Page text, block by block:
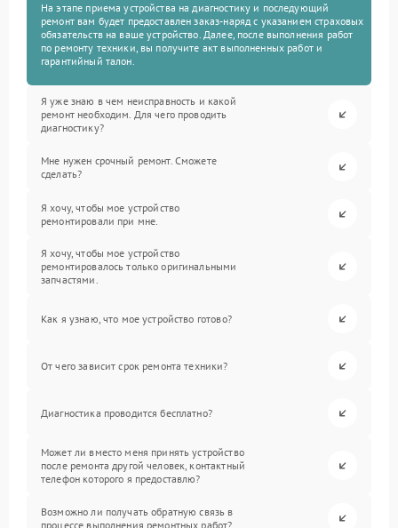
На этапе приема устройства на диагностику и последующий
ремонт вам будет предоставлен заказ-наряд с указанием страховых
обязательств на ваше устройство. Далее, после выполнения работ
по ремонту техники, вы получите акт выполненных работ и
гарантийный талон.
Я уже знаю в чем неисправность и какой
ремонт необходим. Для чего проводить
диагностику?
Мне нужен срочный ремонт. Сможете
сделать?
Я хочу, чтобы мое устройство
ремонтировали при мне.
Я хочу, чтобы мое устройство
ремонтировалось только оригинальными
запчастями.
Как я узнаю, что мое устройство готово?
От чего зависит срок ремонта техники?
Диагностика проводится бесплатно?
Может ли вместо меня принять устройство
после ремонта другой человек, контактный
телефон которого я предоставлю?
Возможно ли получать обратную связь в
процессе выполнения ремонтных работ?